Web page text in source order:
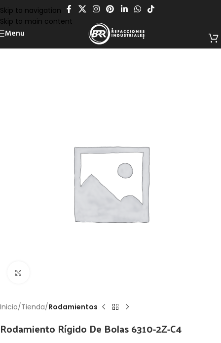
Skip to navigation
Skip to main content
Menu
Inicio Tienda Rodamientos
Rodamiento Rígido De Bolas 6310-2Z-C4